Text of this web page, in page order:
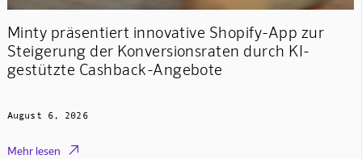
Minty präsentiert innovative Shopify-App zur
Steigerung der Konversionsraten durch KI-
gestützte Cashback-Angebote
August 6, 2026
Mehr lesen 